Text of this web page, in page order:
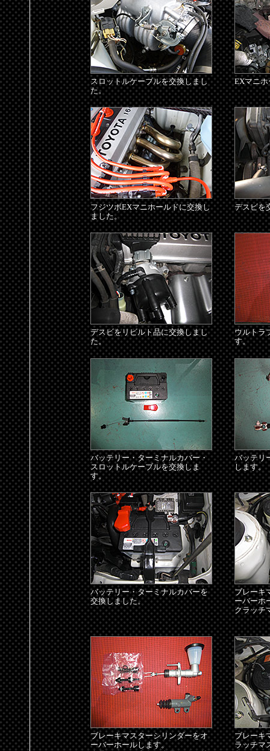
スロットルケーブルを交換しまし
た。
EXマニ
フジツボEXマニホールドに交換し
ました。
デスビを
デスビをリビルト品に交換しまし
た。
ウルトラ
す。
バッテリー・ターミナルカバー・
スロットルケーブルを交換しま
す。
バッテリ
します。
バッテリー・ターミナルカバーを
交換しました。
ブレーキ
ーバーホ
クラッチ
ブレーキマスターシリンダーをオ
ーバーホールします。
ブレーキ
ラッチマ